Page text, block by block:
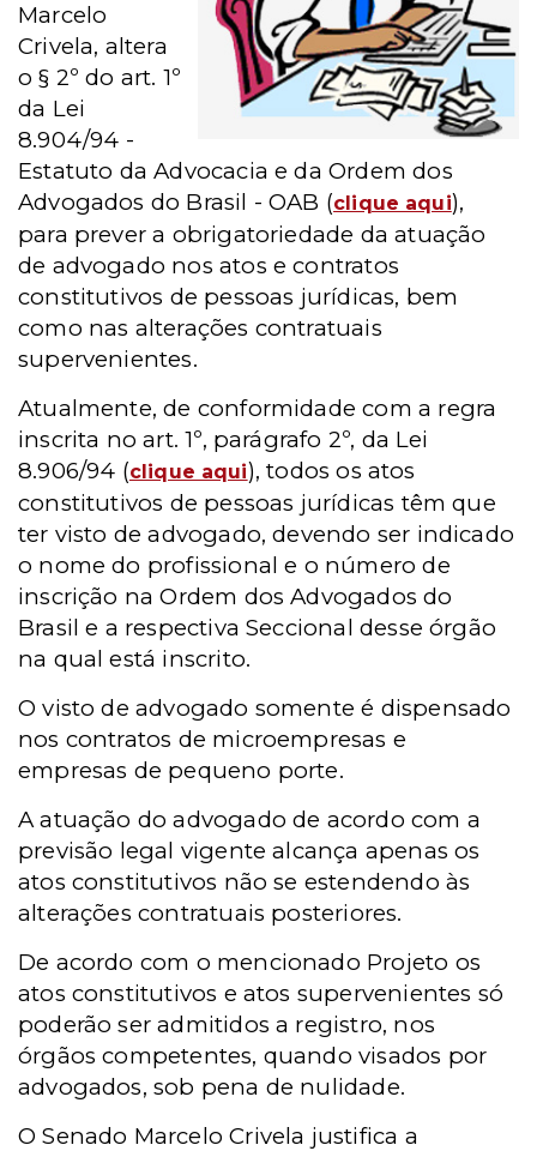
Marcelo
Crivela, altera
o § 2º do art. 1º
da Lei
8.904/94 -
Estatuto da Advocacia e da Ordem dos
Advogados do Brasil - OAB (clique aqui),
para prever a obrigatoriedade da atuação
de advogado nos atos e contratos
constitutivos de pessoas jurídicas, bem
como nas alterações contratuais
supervenientes.
Atualmente, de conformidade com a regra
inscrita no art. 1º, parágrafo 2º, da Lei
8.906/94 (clique aqui), todos os atos
constitutivos de pessoas jurídicas têm que
ter visto de advogado, devendo ser indicado
o nome do profissional e o número de
inscrição na Ordem dos Advogados do
Brasil e a respectiva Seccional desse órgão
na qual está inscrito.
O visto de advogado somente é dispensado
nos contratos de microempresas e
empresas de pequeno porte.
A atuação do advogado de acordo com a
previsão legal vigente alcança apenas os
atos constitutivos não se estendendo às
alterações contratuais posteriores.
De acordo com o mencionado Projeto os
atos constitutivos e atos supervenientes só
poderão ser admitidos a registro, nos
órgãos competentes, quando visados por
advogados, sob pena de nulidade.
O Senado Marcelo Crivela justifica a